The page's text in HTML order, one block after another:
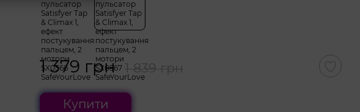
1 379 грн 1 839 грн
Купити